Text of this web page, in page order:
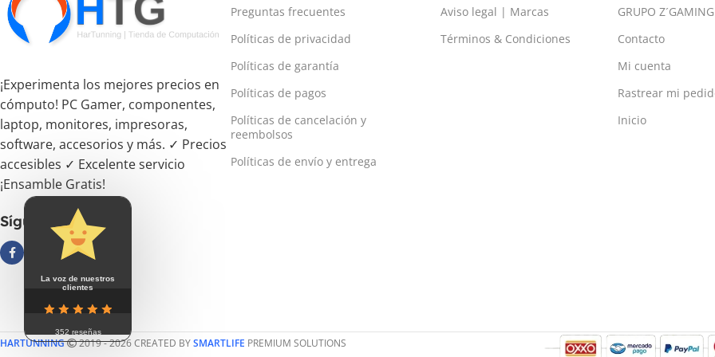
¡Experimenta los mejores precios en
cómputo! PC Gamer, componentes,
laptop, monitores, impresoras,
software, accesorios y más. ✓ Precios
accesibles ✓ Excelente servicio
¡Ensamble Gratis!
Síguenos
Preguntas frecuentes
Políticas de privacidad
Políticas de garantía
Políticas de pagos
Políticas de cancelación y
reembolsos
Políticas de envío y entrega
Aviso legal | Marcas
Términos & Condiciones
GRUPO Z´GAMING
Contacto
Mi cuenta
Rastrear mi
Inicio
HARTUNNING 2019 - 2026 CREATED BYSMARTLIFE PREMIUM SOLUTIONS
La voz de nuestros
clientes
352 reseñas